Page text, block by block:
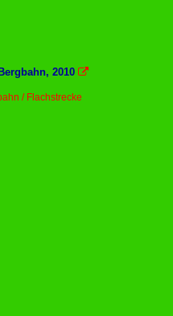
2010 
/ Flachstrecke